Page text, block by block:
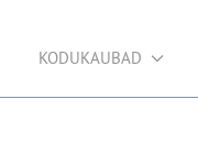
KODUKAUBAD